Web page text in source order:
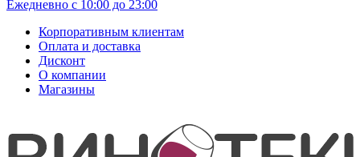
Ежедневно с 10:00 до 23:00
Корпоративным клиентам
Оплата и доставка
Дисконт
О компании
Магазины